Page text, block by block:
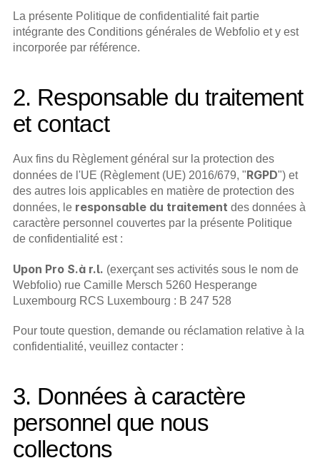
La présente Politique de confidentialité fait partie
intégrante des Conditions générales de Webfolio et y est
incorporée par référence.
2. Responsable du traitement
et contact
Aux fins du Règlement général sur la protection des
données de l'UE (Règlement (UE) 2016/679, "RGPD") et
des autres lois applicables en matière de protection des
données, le responsable du traitement des données à
caractère personnel couvertes par la présente Politique
de confidentialité est :
Upon Pro S.à r.l. (exerçant ses activités sous le nom de
Webfolio) rue Camille Mersch 5260 Hesperange
Luxembourg RCS Luxembourg : B 247 528
Pour toute question, demande ou réclamation relative à la
confidentialité, veuillez contacter :
3. Données à caractère
personnel que nous
collectons